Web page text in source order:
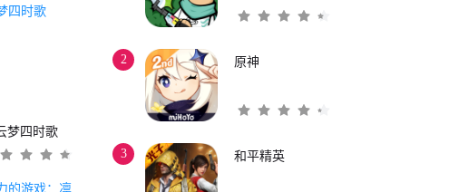
梦四时歌
2 原神
3 和平精英